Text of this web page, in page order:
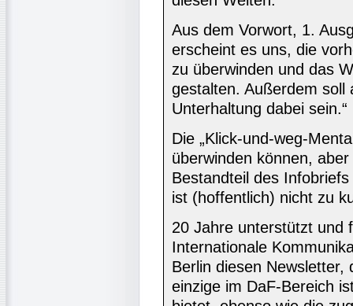
Aus dem Vorwort, 1.
erscheint es uns, die
zu überwinden und das
gestalten. Außerdem soll
Unterhaltung dabei sein.“
Die „Klick-und-weg-
überwinden können,
Bestandteil des
ist (hoffentlich) nicht zu
20 Jahre unterstützt und
Internationale
Berlin diesen
einzige im DaF-Bereich